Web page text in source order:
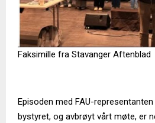
Faksimille fra Stavanger Aftenblad
Episoden med FAU-
bystyret, og avbrøyt vårt møte, er